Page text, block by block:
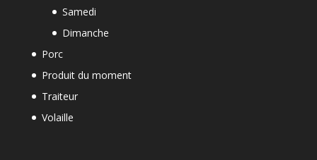
Samedi
Dimanche
Porc
Produit du moment
Traiteur
Volaille